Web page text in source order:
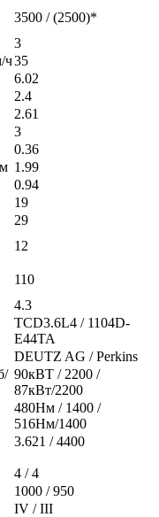
3500 / (2500)*
3
ч35
6.02
2.4
2.61
3
0.36
1.99
0.94
19
29
12
110
4.3
TCD3.6L4 / 1104D-
E44TA
DEUTZ AG / Perkins
90кВТ / 2200 /
87кВт/2200
480Нм / 1400 /
516Нм/1400
3.621 / 4400
4 / 4
1000 / 950
IV / III